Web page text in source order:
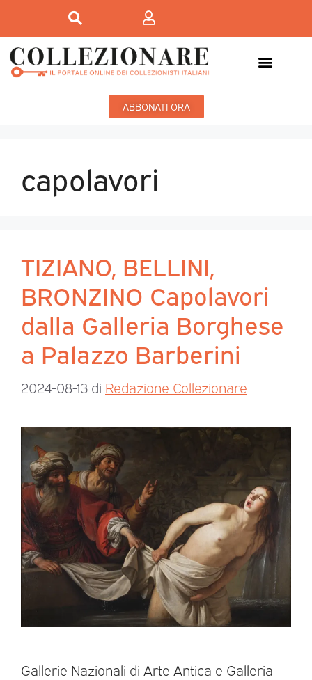
ABBONATI ORA
capolavori
TIZIANO, BELLINI,
BRONZINO Capolavori
dalla Galleria Borghese
a Palazzo Barberini
2024-08-13 di Redazione Collezionare
Gallerie Nazionali di Arte Antica e Galleria